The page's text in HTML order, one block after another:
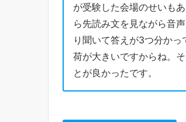
が受験した会場のせいも
ら先読み文を見ながら音
り聞いて答えが3つ分か
荷が大きいですからね。
とが良かったです。